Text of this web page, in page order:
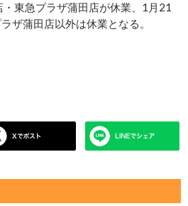
東急プラザ蒲田店が休業、1月21
ザ蒲田店以外は休業となる。